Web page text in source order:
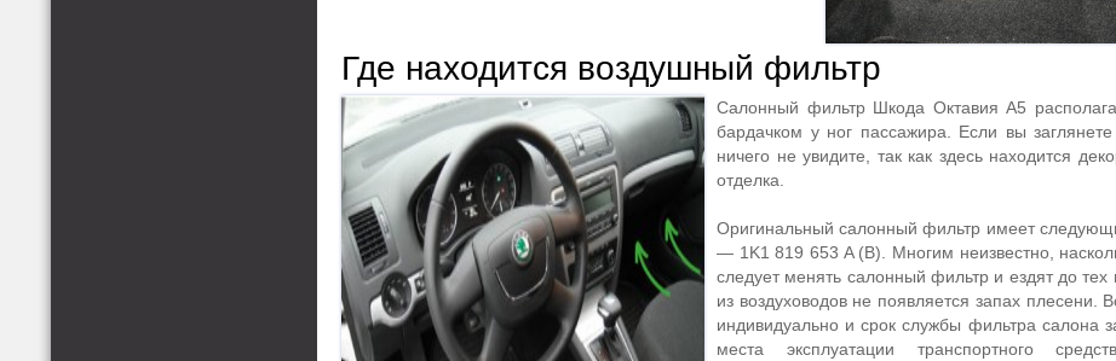
Где находится воздушный фильтр
Салонный фильтр Шкода Октавия А5
бардачком у ног пассажира. Если вы
ничего не увидите, так как здесь находится
отделка.
Оригинальный салонный фильтр имеет
— 1K1 819 653 A (В). Многим неизвестно,
следует менять салонный фильтр и ездят до тех
из воздуховодов не появляется запах плесени.
индивидуально и срок службы фильтра салона
места эксплуатации транспортного